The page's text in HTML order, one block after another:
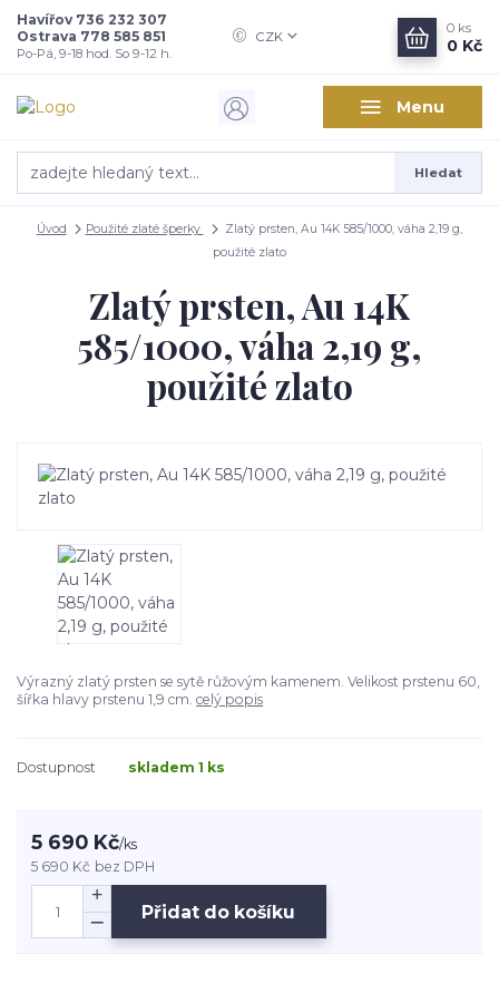
Menu
CZK
Hledat
Havířov 736 232 307
Ostrava 778 585 851
Po-Pá, 9-18 hod. So 9-12 h.
0 ks
0 Kč
Úvod Použité zlaté šperky
Zlatý prsten, Au 14K 585/1000, váha 2,19 g,
použité zlato
Zlatý prsten, Au 14K
585/1000, váha 2,19 g,
použité zlato
Výrazný zlatý prsten se sytě růžovým kamenem. Velikost prstenu 60,
šířka hlavy prstenu 1,9 cm. celý popis
Dostupnost skladem 1 ks
5 690 Kč/ks
5 690 Kč bez DPH
Přidat do košíku